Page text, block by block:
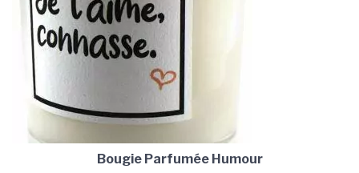
Bougie Parfumée Humour